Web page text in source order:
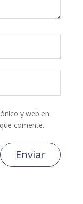
y web en
comente.
Enviar